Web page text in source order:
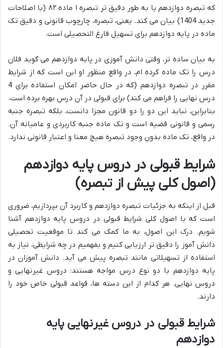
که تبصره دوازدهم یا به طور دقیق تر تبصره ۱ ماده ۸۲ (با اصلاحات
جدید 1404) بیان می کند. یعنی، تبصره، چارچوب قانونی و دقیق تک
ماده در پایه دوازدهم برای تسهیل فارغ التحصیلی است.
به بیان ساده تر، وقتی دانش آموزی در پایه دوازدهم می گوید فلان
درس را تک ماده کرده ام، در واقع منظور او این است که از شرایط
مقرر در تبصره دوازدهم (که در حال حاضر امکان استفاده برای 4
درس نهایی را فراهم می کند) برای قبولی در آن درس بهره برده است.
بنابراین، نباید این دو را دو قانون مجزا دانست، بلکه تبصره جنبه
رسمی و قانونی قضیه است و تک ماده جنبه کاربردی و عامیانه آن.
در واقع، تک ماده بدون وجود تبصره هیچ معنا و اعتبار قانونی ندارد.
شرایط قبولی در دروس پایه دوازدهم
(اصول کلی پیش از تبصره)
قبل از اینکه به جزئیات تبصره دوازدهم و کاربرد آن بپردازیم، ضروری
است که با اصول کلی شرایط قبولی در دروس پایه دوازدهم آشنا
شویم. درک این اصول، به ما کمک می کند تا موقعیت تحصیلی
دانش آموز را دقیق تر ارزیابی کنیم و بفهمیم در چه شرایطی، نیاز به
استفاده از تسهیلاتی مانند تبصره پیش می آید. دانش آموزان در
پایه دوازدهم با دو نوع درس مواجه هستند: دروس غیرنهایی و
دروس نهایی. هر کدام از این دسته ها، قواعد قبولی خاص خود را
دارند.
شرایط قبولی در دروس غیرنهایی پایه
دوازدهم